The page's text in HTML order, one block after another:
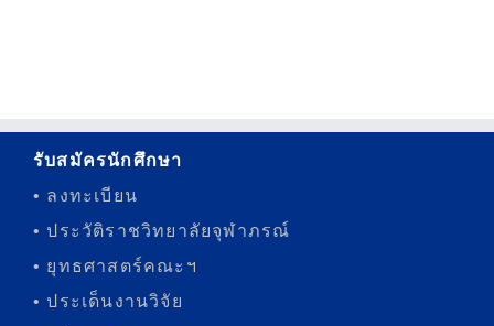
รับสมัครนักศึกษา
• ลงทะเบียน
• ประวัติราชวิทยาลัยจุฬาภรณ์
• ยุทธศาสตร์คณะฯ
• ประเด็นงานวิจัย